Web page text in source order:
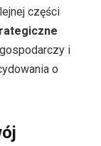
części
i
o